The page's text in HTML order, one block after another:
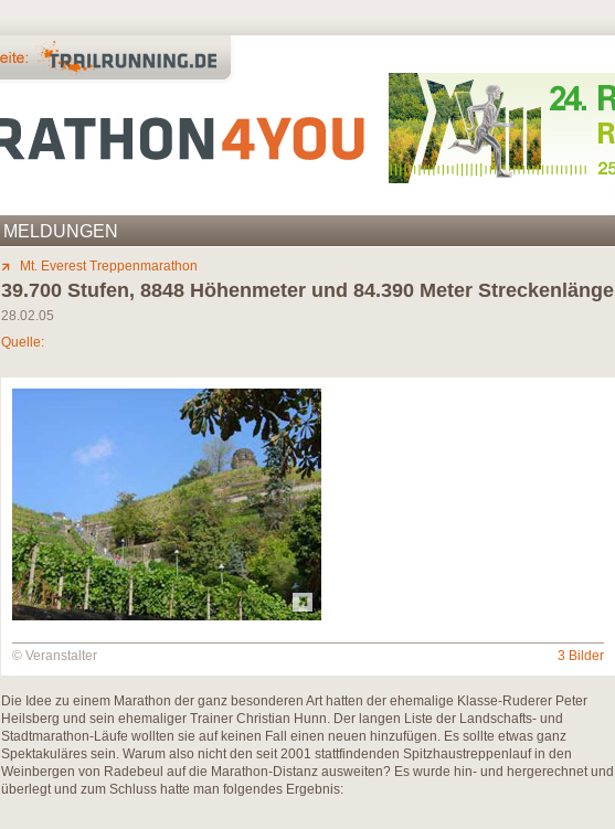
MELDUNGEN
Mt. Everest Treppenmarathon
39.700 Stufen, 8848 Höhenmeter und 84.390 Meter Streckenlänge
28.02.05
Quelle:
© Veranstalter 3 Bilder
Die Idee zu einem Marathon der ganz besonderen Art hatten der ehemalige Klasse-Ruderer Peter
Heilsberg und sein ehemaliger Trainer Christian Hunn. Der langen Liste der Landschafts- und
Stadtmarathon-Läufe wollten sie auf keinen Fall einen neuen hinzufügen. Es sollte etwas ganz
Spektakuläres sein. Warum also nicht den seit 2001 stattfindenden Spitzhaustreppenlauf in den
Weinbergen von Radebeul auf die Marathon-Distanz ausweiten? Es wurde hin- und hergerechnet und
überlegt und zum Schluss hatte man folgendes Ergebnis: